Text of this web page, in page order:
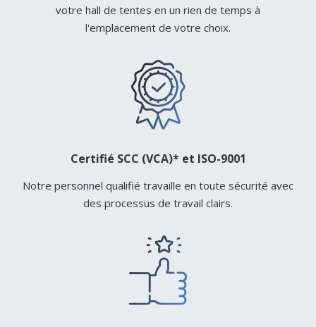
votre hall de tentes en un rien de temps à
l'emplacement de votre choix.
Certifié SCC (VCA)* et ISO-9001
Notre personnel qualifié travaille en toute sécurité avec
des processus de travail clairs.